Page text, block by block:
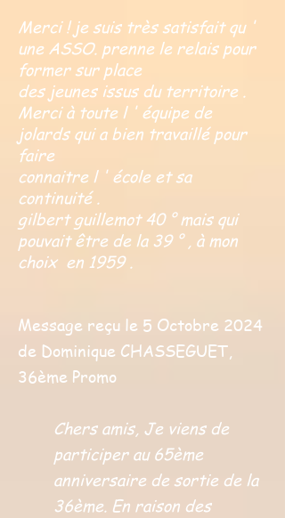
Merci ! je suis très satisfait qu '
une ASSO. prenne le relais pour
former sur place
des jeunes issus du territoire .
Merci à toute l ' équipe de
jolards qui a bien travaillé pour
faire
connaitre l ' école et sa
continuité .
gilbert guillemot 40 ° mais qui
pouvait être de la 39 ° , à mon
choix en 1959 .
Message reçu le 5 Octobre 2024
de Dominique CHASSEGUET,
36ème Promo
Chers amis, Je viens de
participer au 65ème
anniversaire de sortie de la
36ème. En raison des